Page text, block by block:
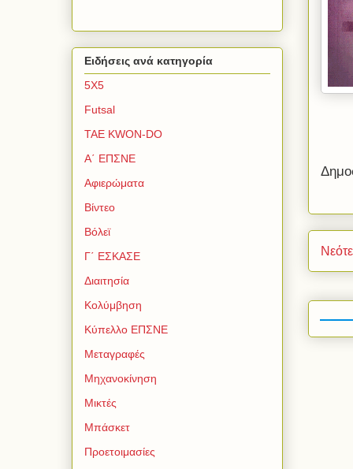
Ειδήσεις ανά κατηγορία
5Χ5
Futsal
TAE KWON-DO
Α΄ ΕΠΣΝΕ
Αφιερώματα
Βίντεο
Βόλεϊ
Γ΄ ΕΣΚΑΣΕ
Διαιτησία
Κολύμβηση
Κύπελλο ΕΠΣΝΕ
Μεταγραφές
Μηχανοκίνηση
Μικτές
Μπάσκετ
Προετοιμασίες